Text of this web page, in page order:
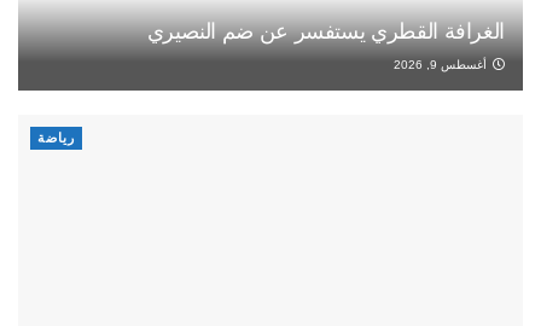
الغرافة القطري يستفسر عن ضم النصيري
أغسطس 9, 2026
رياضة